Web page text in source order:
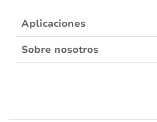
Aplicaciones
Sobre nosotros